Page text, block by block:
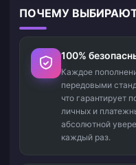
ПОЧЕМУ
100%
Каждое
передовыми
что гарантирует
личных и
абсолютной
каждый раз.